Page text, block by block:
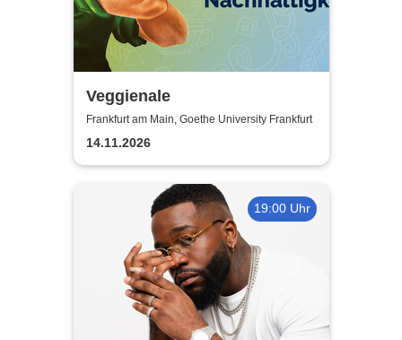
Veggienale
Frankfurt am Main, Goethe University Frankfurt
14.11.2026
19:00 Uhr